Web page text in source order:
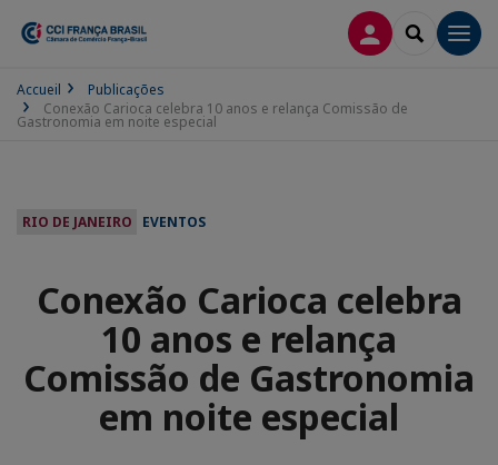
CONEXÃOSEARCH
Accueil
Publicações
Conexão Carioca celebra 10 anos e relança Comissão de
Gastronomia em noite especial
RIO DE JANEIRO EVENTOS
Conexão Carioca celebra
10 anos e relança
Comissão de Gastronomia
em noite especial